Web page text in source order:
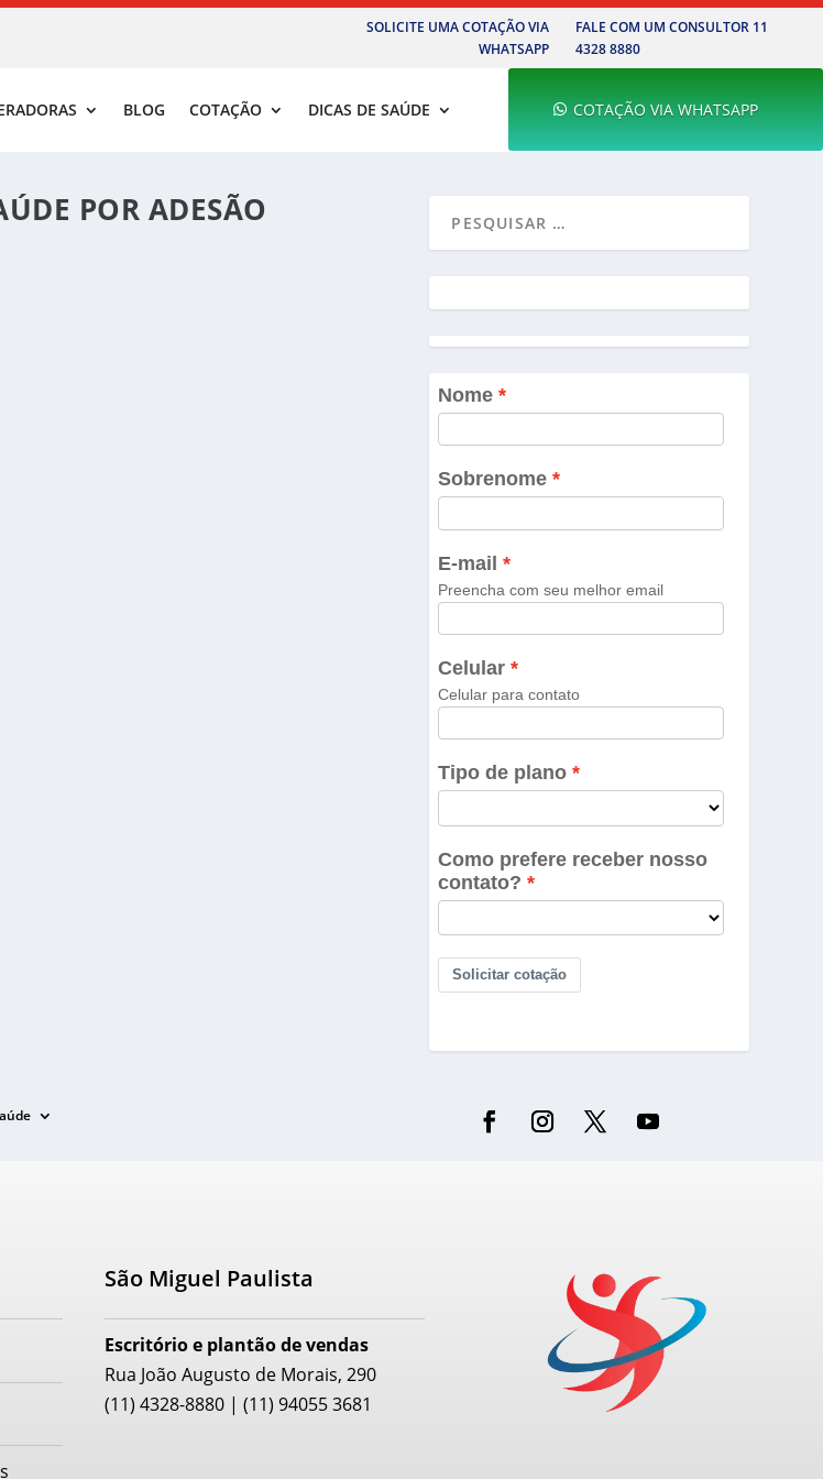
SOLICITE UMA COTAÇÃO VIA
WHATSAPP
FALE COM UM CONSULTOR 11
4328 8880
BLOG COTAÇÃO DICAS DE SAÚDE COTAÇÃO VIA WHATSAPP
POR ADESÃO
São Miguel Paulista
Escritório e plantão de vendas
Rua João Augusto de Morais, 290
(11) 4328-8880 | (11) 94055 3681